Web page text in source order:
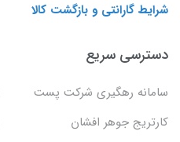
شرایط گارانتی و بازگشت کالا
دسترسی سریع
سامانه رهگیری شرکت پست
کارتریج جوهر افشان